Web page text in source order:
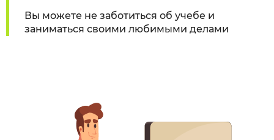
Вы можете не заботиться об учебе и
заниматься своими любимыми делами